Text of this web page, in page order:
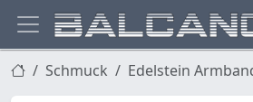
Schmuck Edelstein